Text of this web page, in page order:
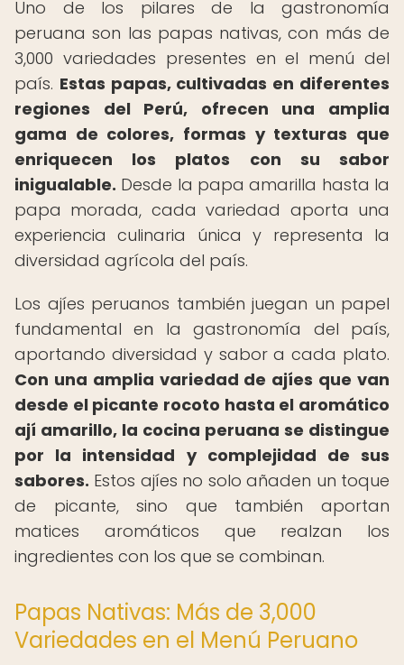
Uno de los pilares de la gastronomía
peruana son las papas nativas, con más de
3,000 variedades presentes en el menú del
país. Estas papas, cultivadas en diferentes
regiones del Perú, ofrecen una amplia
gama de colores, formas y texturas que
enriquecen los platos con su sabor
inigualable. Desde la papa amarilla hasta la
papa morada, cada variedad aporta una
experiencia culinaria única y representa la
diversidad agrícola del país.
Los ajíes peruanos también juegan un papel
fundamental en la gastronomía del país,
aportando diversidad y sabor a cada plato.
Con una amplia variedad de ajíes que van
desde el picante rocoto hasta el aromático
ají amarillo, la cocina peruana se distingue
por la intensidad y complejidad de sus
sabores. Estos ajíes no solo añaden un toque
de picante, sino que también aportan
matices aromáticos que realzan los
ingredientes con los que se combinan.
Papas Nativas: Más de 3,000
Variedades en el Menú Peruano